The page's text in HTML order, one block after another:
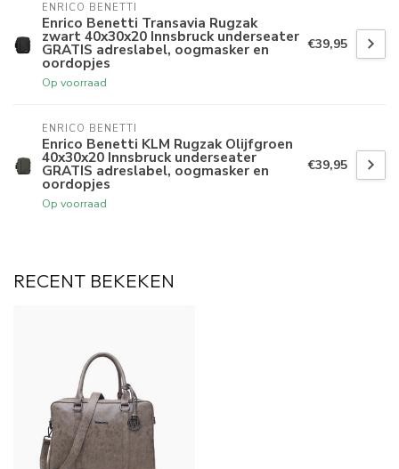
ENRICO BENETTI
Enrico Benetti Transavia Rugzak
zwart 40x30x20 Innsbruck underseater
GRATIS adreslabel, oogmasker en
oordopjes
Op voorraad
€39,95
ENRICO BENETTI
Enrico Benetti KLM Rugzak Olijfgroen
40x30x20 Innsbruck underseater
GRATIS adreslabel, oogmasker en
oordopjes
Op voorraad
€39,95
RECENT BEKEKEN